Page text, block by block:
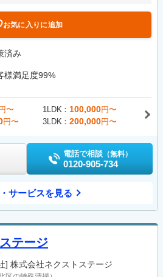
お気に入りに追加
済み
満足度99%
円〜 1LDK 100,000円〜
円〜 3LDK 200,000円〜
電話で相談 （無料）
0120-905-734
サービスを見る
テージ
] 株式会社ネクストステージ